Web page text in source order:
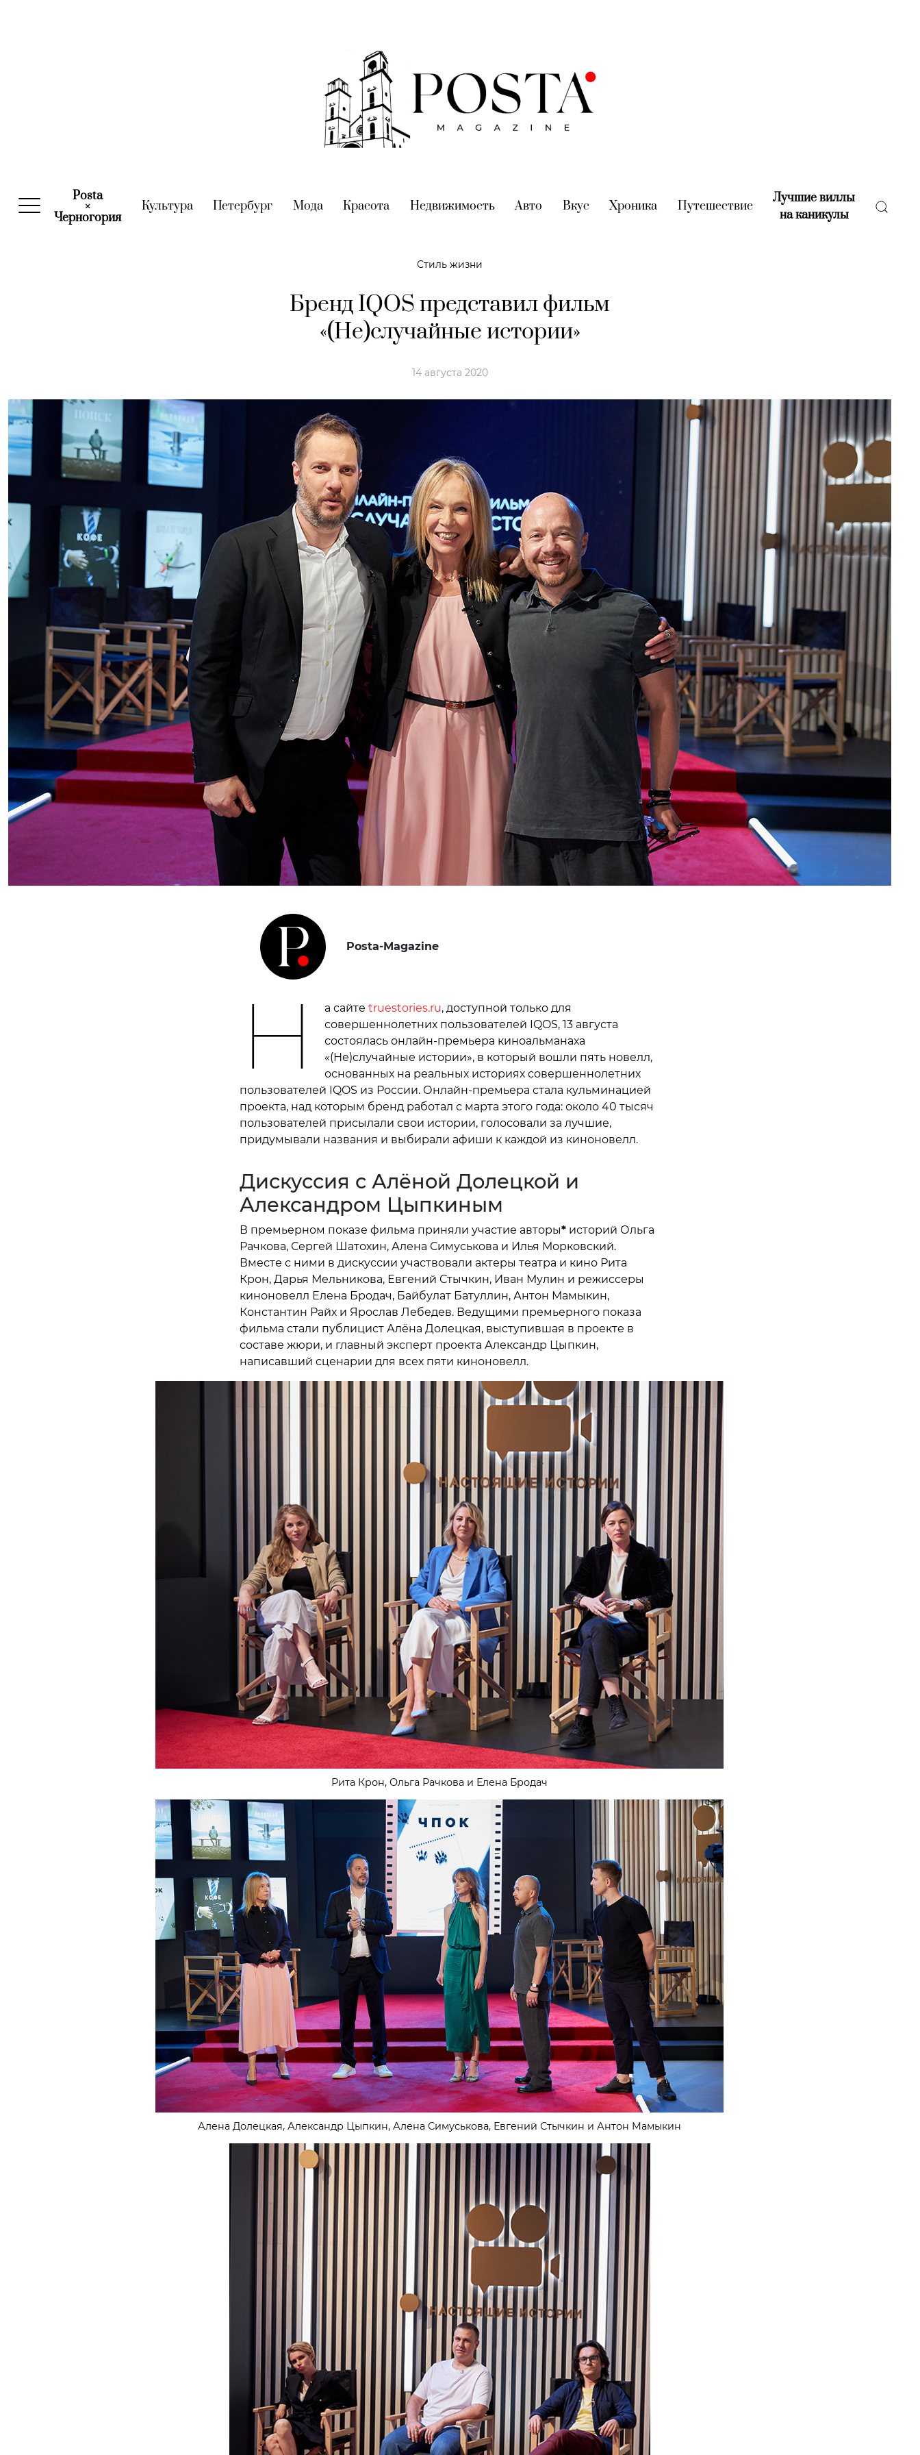
Posta
×
Черногория(current)
Культура(current)
Петербург (current)
Мода(current)
Красота (current)
Недвижимость(current)
Авто (current)
Вкус (current)
Хроника (current)
Путешествие(current)
Лучшие виллы
на каникулы(current)
Стиль жизни
Бренд IQOS представил фильм
«(Не)случайные истории»
14 августа 2020
Posta-Magazine
Н а сайте truestories.ru, доступной только для
совершеннолетних пользователей IQOS, 13 августа
состоялась онлайн-премьера киноальманаха
«(Не)случайные истории», в который вошли пять новелл,
основанных на реальных историях совершеннолетних
пользователей IQOS из России. Онлайн-премьера стала кульминацией
проекта, над которым бренд работал с марта этого года: около 40 тысяч
пользователей присылали свои истории, голосовали за лучшие,
придумывали названия и выбирали афиши к каждой из киноновелл.
Дискуссия с Алёной Долецкой и
Александром Цыпкиным
В премьерном показе фильма приняли участие авторы*историй Ольга
Рачкова, Сергей Шатохин, Алена Симуськова и Илья Морковский.
Вместе с ними в дискуссии участвовали актеры театра и кино Рита
Крон, Дарья Мельникова, Евгений Стычкин, Иван Мулин и режиссеры
киноновелл Елена Бродач, Байбулат Батуллин, Антон Мамыкин,
Константин Райх и Ярослав Лебедев. Ведущими премьерного показа
фильма стали публицист Алёна Долецкая, выступившая в проекте в
составе жюри, и главный эксперт проекта Александр Цыпкин,
написавший сценарии для всех пяти киноновелл.
Рита Крон, Ольга Рачкова и Елена Бродач
Алена Долецкая, Александр Цыпкин, Алена Симуськова, Евгений Стычкин и Антон Мамыкин